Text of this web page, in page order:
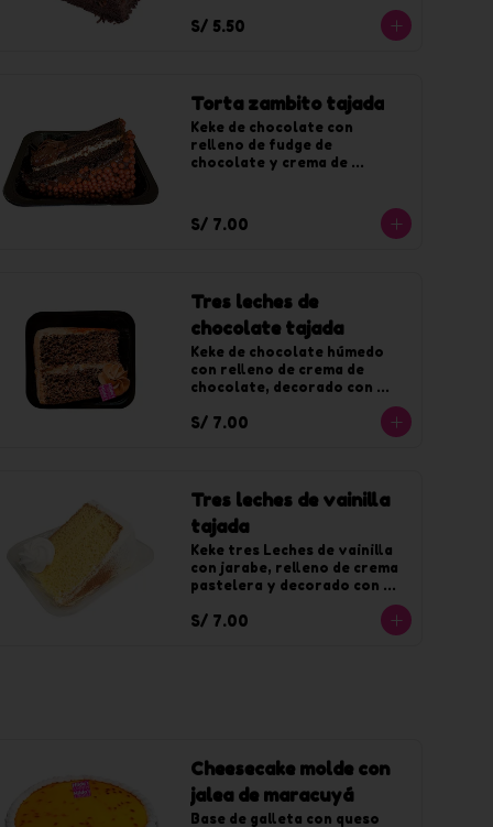
S/ 5.50
Torta zambito tajada
Keke de chocolate con
relleno de fudge de
chocolate y crema de
S/ 7.00
Tres leches de
chocolate tajada
Keke de chocolate húmedo
con relleno de crema de
chocolate, decorado con
chantilly sabor a chocolate.
S/ 7.00
Tres leches de vainilla
tajada
Keke tres Leches de vainilla
con jarabe, relleno de crema
pastelera y decorado con
S/ 7.00
Cheesecake molde con
jalea de maracuyá
Base de galleta con queso